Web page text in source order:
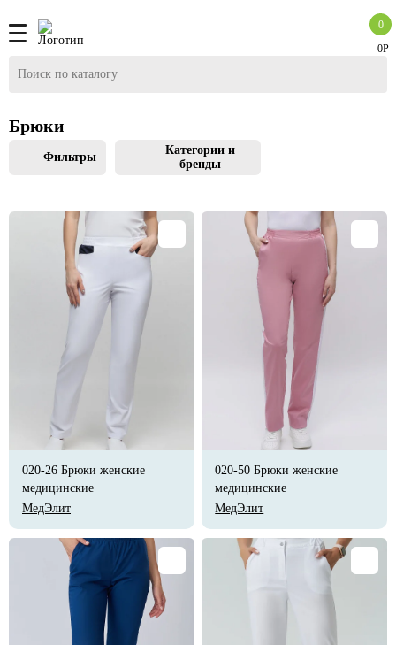
0Р
0
Брюки
Фильтры
Категории и
бренды
020-26 Брюки женские
медицинские
МедЭлит
020-50 Брюки женские
медицинские
МедЭлит